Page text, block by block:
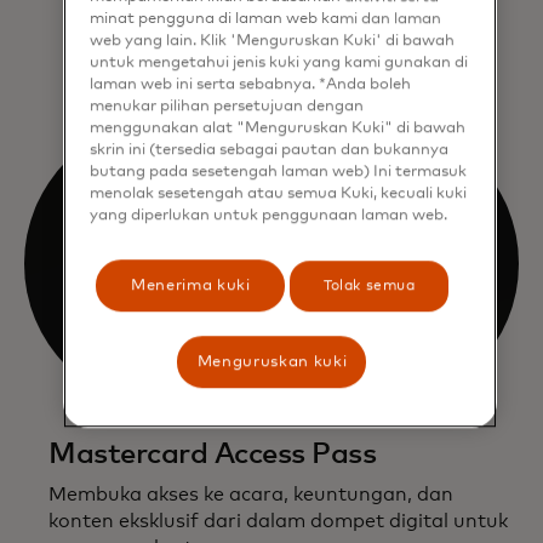
Jelajahi
Mastercard Access Pass
Membuka akses ke acara, keuntungan, dan
konten eksklusif dari dalam dompet digital untuk
minat pengguna di laman web kami dan laman
web yang lain. Klik 'Menguruskan Kuki' di bawah
untuk mengetahui jenis kuki yang kami gunakan di
laman web ini serta sebabnya. *Anda boleh
menukar pilihan persetujuan dengan
menggunakan alat "Menguruskan Kuki" di bawah
skrin ini (tersedia sebagai pautan dan bukannya
butang pada sesetengah laman web) Ini termasuk
menolak sesetengah atau semua Kuki, kecuali kuki
yang diperlukan untuk penggunaan laman web.
Menerima kuki Tolak semua
Menguruskan kuki